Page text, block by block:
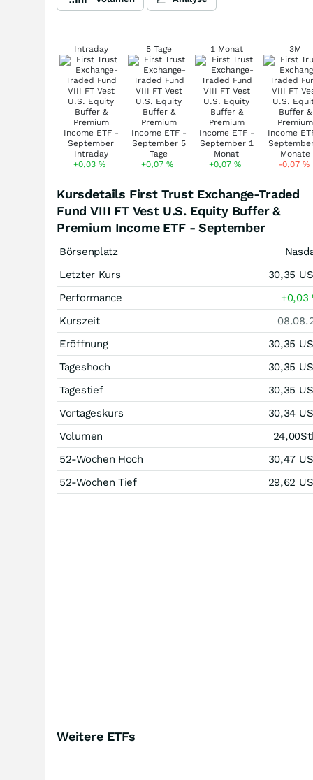
Intraday
+0,03%
5 Tage
+0,07%
1 Monat
+0,07%
3M
-0,07%
Kursdetails First Trust Exchange-Traded
Fund VIII FT Vest U.S. Equity Buffer &
Premium Income ETF - September
Börsenplatz
Letzter Kurs
30,35
Performance
+0,03
Kurszeit
Eröffnung
30,35
Tageshoch
30,35
Tagestief
30,35
Vortageskurs
30,34
Volumen
24,00
52-Wochen Hoch
30,47
52-Wochen Tief
29,62
Weitere ETFs